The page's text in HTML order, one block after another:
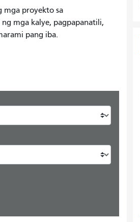
mga proyekto sa
mga kalye, pagpapanatili,
pang iba.